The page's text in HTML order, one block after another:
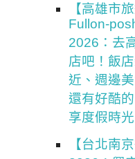
【高雄市
Fullon-
2026：去
店吧！飯
近、週邊
還有好酷
享度假時
【台北南